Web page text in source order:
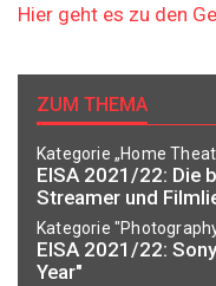
Hier geht es zu den
ZUM THEMA
Kategorie „Home
EISA 2021/22: Die
Streamer und
Kategorie
EISA 2021/22:
Year"